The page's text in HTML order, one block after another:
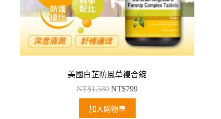
美國白芷防風草複合錠
NT$1,580 NT$799
加入購物車